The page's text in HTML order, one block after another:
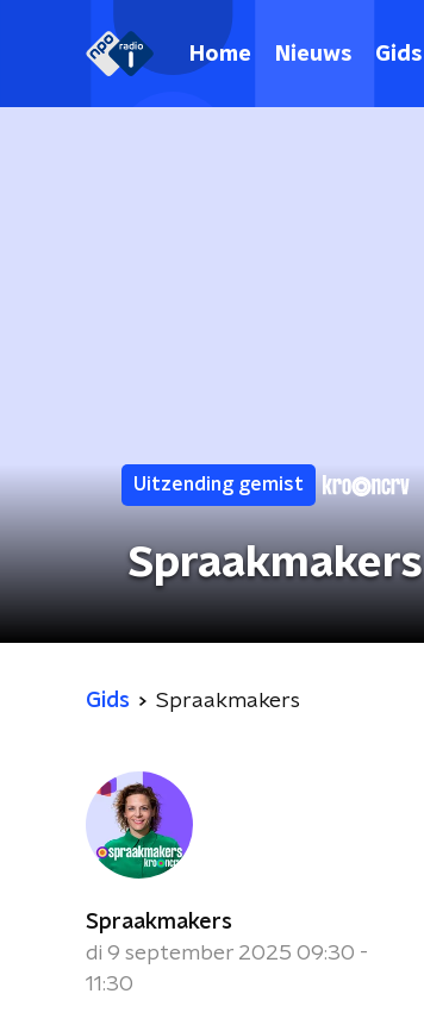
Home Nieuws Gids
Uitzending gemist
Spraakmakers
Gids Spraakmakers
Spraakmakers
di 9 september 2025 09:30 -
11:30